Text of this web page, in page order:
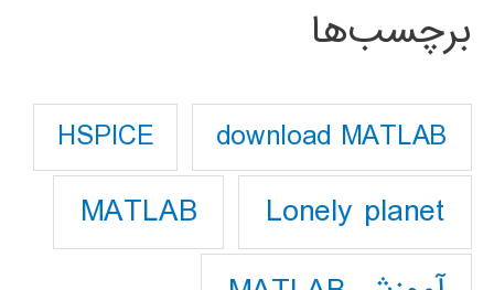
برچسب‌ها
download MATLAB
HSPICE
Lonely planet
MATLAB